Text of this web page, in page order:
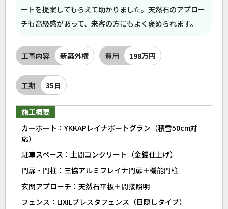
ートを提案してもらえて助かりました。天然石のアプロー
チも高級感があって、来客の方にもよく褒められます。
工事内容 新築外構 費用 198万円
工期 35日
施工概要
カーポート：YKKAPレイナポートグラン（積雪50cm対
応）
駐車スペース：土間コンクリート（金鏝仕上げ）
門扉・門柱：三協アルミフレイナ門扉＋機能門柱
玄関アプローチ：天然石平板＋間接照明
フェンス：LIXILプレスタフェンス（目隠しタイプ）